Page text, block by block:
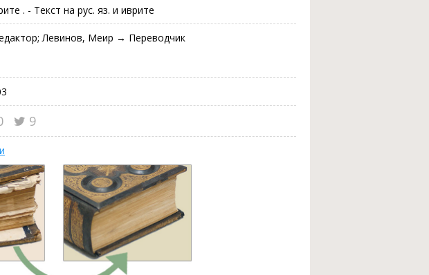
. - Текст на рус. яз. и иврите
Левинов, Меир → Переводчик
9